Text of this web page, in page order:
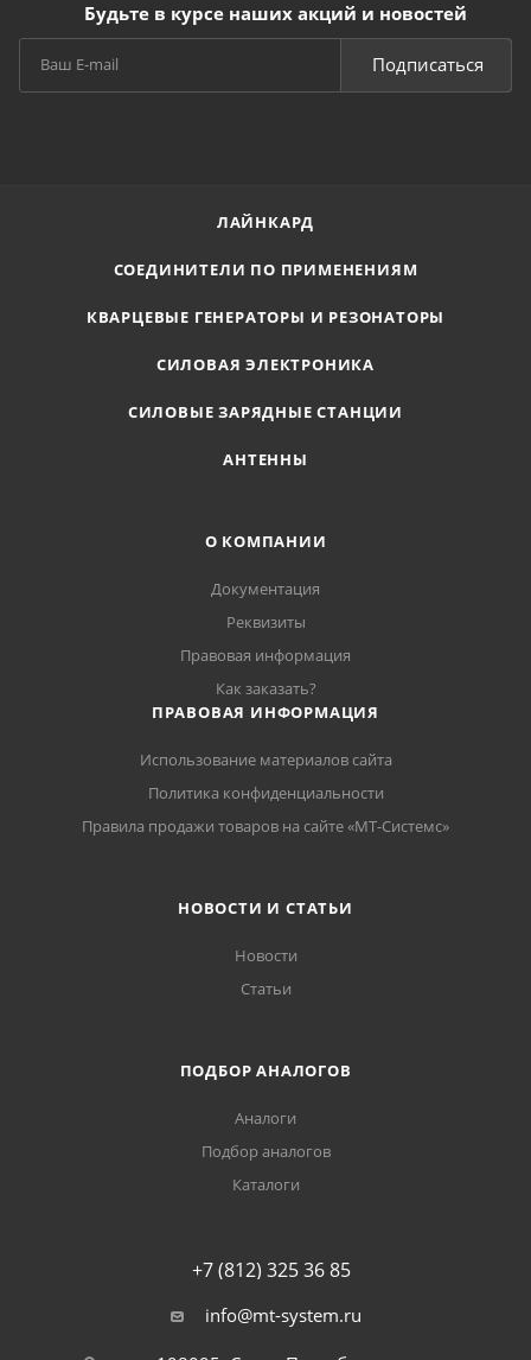
Будьте в курсе наших акций и новостей
Подписаться
ЛАЙНКАРД
СОЕДИНИТЕЛИ ПО ПРИМЕНЕНИЯМ
КВАРЦЕВЫЕ ГЕНЕРАТОРЫ И РЕЗОНАТОРЫ
СИЛОВАЯ ЭЛЕКТРОНИКА
СИЛОВЫЕ ЗАРЯДНЫЕ СТАНЦИИ
АНТЕННЫ
О КОМПАНИИ
Документация
Реквизиты
Правовая информация
Как заказать?
ПРАВОВАЯ ИНФОРМАЦИЯ
Использование материалов сайта
Политика конфиденциальности
Правила продажи товаров на сайте «МТ-Системс»
НОВОСТИ И СТАТЬИ
Новости
Статьи
ПОДБОР АНАЛОГОВ
Аналоги
Подбор аналогов
Каталоги
+7 (812) 325 36 85
info@mt-system.ru